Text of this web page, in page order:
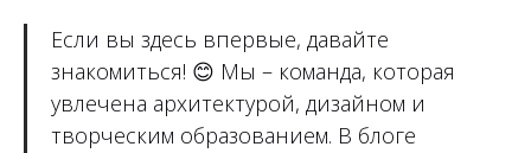
Если вы здесь впервые, давайте
знакомиться! 😊 Мы – команда, которая
увлечена архитектурой, дизайном и
творческим образованием. В блоге